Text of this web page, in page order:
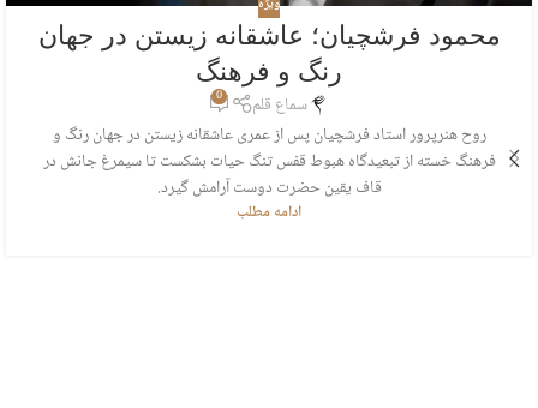
محمود فرشچیان؛ عاشقانه زیستن در جهان
رنگ و فرهنگ
سماع قلم 0
روح هنرپرور استاد فرشچیان پس از عمری عاشقانه زیستن در جهان رنگ و
فرهنگ خسته از تبعیدگاه هبوط قفس تنگ حیات بشکست تا سیمرغ جانش در
قاف یقین حضرت دوست آرامش گیرد.
ادامه مطلب